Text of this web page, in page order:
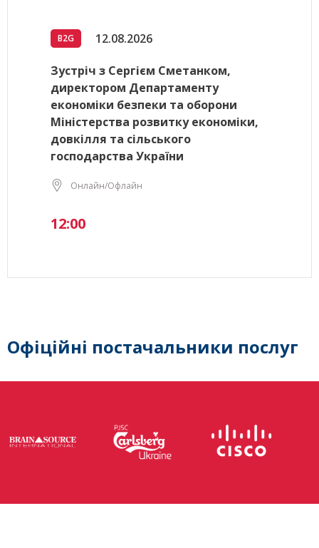
B2G 12.08.2026
Зустріч з Сергієм Сметанком,
директором Департаменту
економіки безпеки та оборони
Міністерства розвитку економіки,
довкілля та сільського
господарства України
Онлайн/Офлайн
12:00
Офіційні постачальники послуг